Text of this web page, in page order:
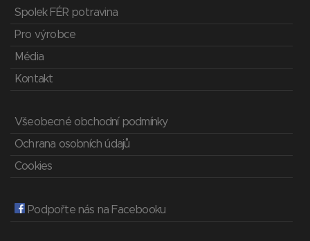
Spolek FÉR potravina
Pro výrobce
Média
Kontakt
Všeobecné obchodní podmínky
Ochrana osobních údajů
Cookies
Podpořte nás na Facebooku